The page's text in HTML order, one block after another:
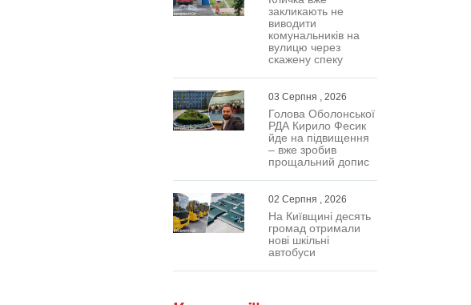
закликають не
виводити
комунальників на
вулицю через
скажену спеку
03 Серпня , 2026
Голова Оболонської
РДА Кирило Фесик
йде на підвищення
– вже зробив
прощальний допис
02 Серпня , 2026
На Київщині десять
громад отримали
нові шкільні
автобуси